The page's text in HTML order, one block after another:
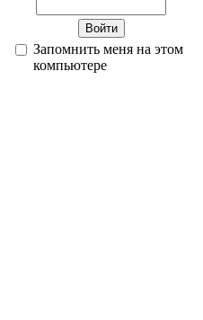
Запомнить меня на этом
компьютере